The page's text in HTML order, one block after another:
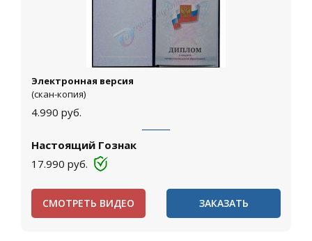
Электронная версия
(скан-копия)
4.990 руб.
Настоящий Гознак
17.990 руб.
СМОТРЕТЬ ВИДЕО ЗАКАЗАТЬ